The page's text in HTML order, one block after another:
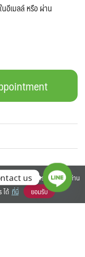
อีเมลล์ หรือ ผ่าน
มประสิทธิภาพการใช้งานของท่าน
ได้ ที่นี่ ยอมรับ
us